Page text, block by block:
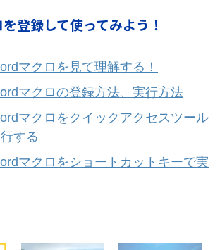
登録して使ってみよう！
マクロを見て理解する！
マクロの登録方法、実行方法
マクロをクイックアクセスツール
する
マクロをショートカットキーで実